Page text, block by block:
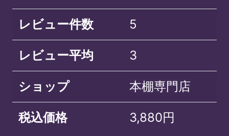
レビュー件数 5
レビュー平均 3
ショップ 本棚専門店
税込価格 3,880円